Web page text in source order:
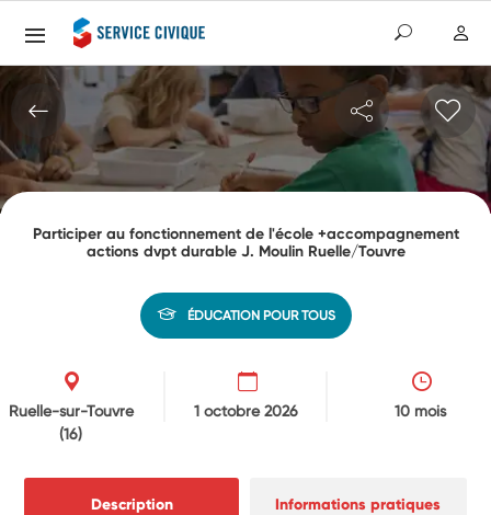
Participer au fonctionnement de l'école +accompagnement
actions dvpt durable J. Moulin Ruelle/Touvre
ÉDUCATION POUR TOUS
Ruelle-sur-Touvre
(16)
1 octobre 2026 10 mois
Description Informations pratiques